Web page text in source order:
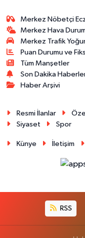
Merkez Nöbetçi
Merkez Hava
Merkez Trafik
Puan Durumu ve
Tüm Manşetler
Son Dakika
Haber Arşivi
Resmi İlanlar
Siyaset
Spor
Künye İletişim
RSS